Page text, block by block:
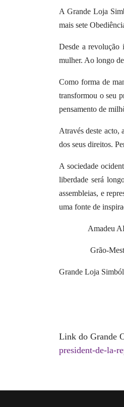
A Grande Loja
mais sete
Desde a revolução
mulher. Ao longo
Como forma de
transformou o seu
pensamento de
Através deste acto,
dos seus direitos.
A sociedade
liberdade será
assembleias, e
uma fonte de
Amadeu
Grão-
Grande Loja
Link do Grande
president-de-la-